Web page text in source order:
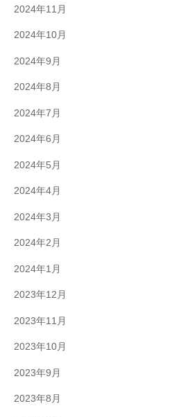
2024年11月
2024年10月
2024年9月
2024年8月
2024年7月
2024年6月
2024年5月
2024年4月
2024年3月
2024年2月
2024年1月
2023年12月
2023年11月
2023年10月
2023年9月
2023年8月